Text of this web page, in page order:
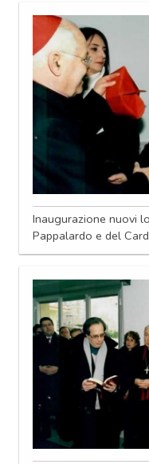
Inaugurazione nuovi
Pappalardo e del